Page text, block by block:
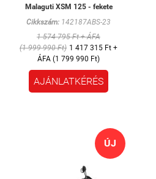
Malaguti XSM 125 - fekete
Cikkszám: 142187ABS-23
1 574 795 Ft + ÁFA
(1 999 990 Ft) 1 417 315 Ft +
ÁFA (1 799 990 Ft)
AJÁNLATKÉRÉS
ÚJ